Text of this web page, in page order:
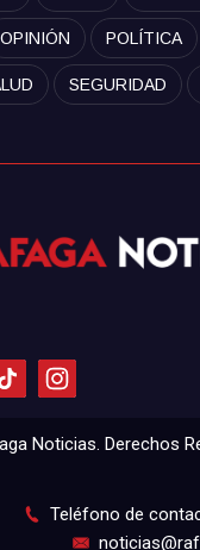
OPINIÓN POLÍTICA
SEGURIDAD
Noticias. Derechos
Teléfono de